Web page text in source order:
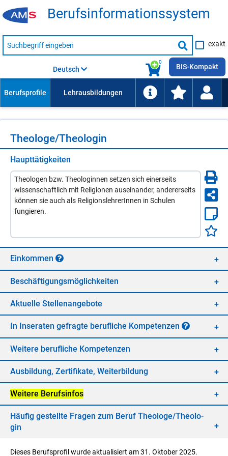
Be­rufs­in­for­ma­ti­ons­sys­tem
Suche
nach
Suche
starten
exakt
0
Deutsch BIS-Kompakt
Theo­lo­ge/​Theo­lo­gin
Haupttätigkeiten
Theologen bzw. Theologinnen setzen sich einerseits
wissenschaftlich mit Religionen auseinander, andererseits
können sie auch als ReligionslehrerInnen in Schulen
fungieren.
Ein­kom­men
Be­schäf­ti­gungs­mög­lich­kei­ten
Ak­tu­el­le Stel­len­an­ge­bo­te
In In­se­ra­ten ge­frag­te be­ruf­li­che Kom­pe­ten­zen
Wei­te­re be­ruf­li­che Kom­pe­ten­zen
Aus­bil­dung, Zer­ti­fi­ka­te, Wei­ter­bil­dung
Wei­te­re Be­rufs­in­fos
Häu­fig ge­stell­te Fra­gen zum Be­ruf Theo­lo­ge/​Theo­lo­
gin
Dieses Berufsprofil wurde aktualisiert am 31. Oktober 2025.